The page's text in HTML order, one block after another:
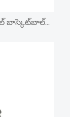
ఛాంపియన్‌షిప్ ఫుట్‌బాల్ బాస్కెట్‌బాల్ టైటిల్ రింగ్